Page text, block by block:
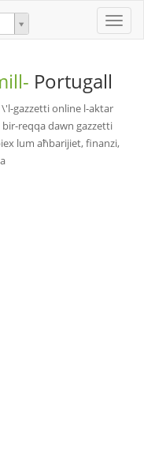
Toggle
Portugall
gazzetti online l-aktar
reqqa dawn gazzetti
lum aħbarijiet, finanzi,